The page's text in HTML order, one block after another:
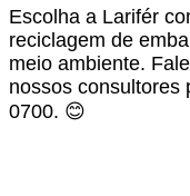
Escolha a Larifér
reciclagem de
meio ambiente.
nossos consultores
0700. 😊